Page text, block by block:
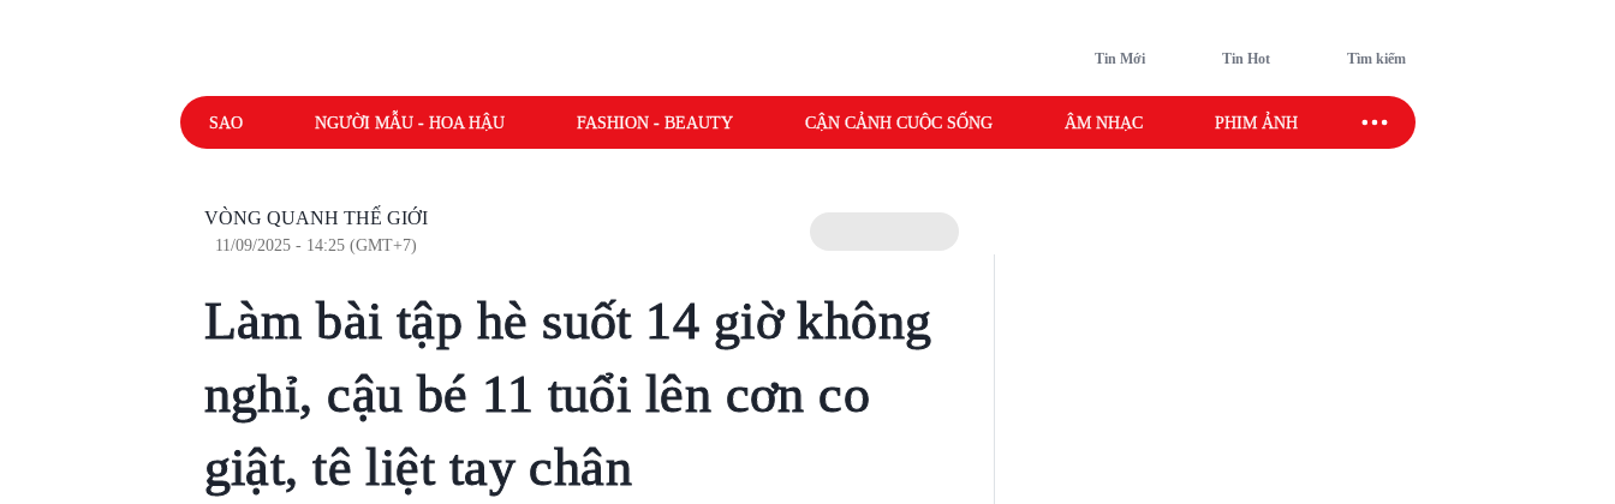
Tin Mới Tin Hot Tìm kiếm
SAO NGƯỜI MẪU - HOA HẬU FASHION - BEAUTY CẬN CẢNH CUỘC SỐNG ÂM NHẠC PHIM ẢNH SAO SPORT
VÒNG QUANH THẾ GIỚI
11/09/2025 - 14:25 (GMT+7)
Làm bài tập hè suốt 14 giờ không
nghỉ, cậu bé 11 tuổi lên cơn co
giật, tê liệt tay chân